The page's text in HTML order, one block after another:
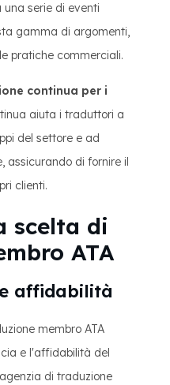
serie di eventi
gamma di argomenti,
pratiche commerciali.
continua per i
aiuta i traduttori a
del settore e ad
assicurando di fornire il
clienti.
scelta di
ATA
affidabilità
membro ATA
e l'affidabilità del
di traduzione